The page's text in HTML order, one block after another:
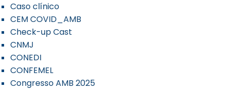
Caso clínico
CEM COVID_AMB
Check-up Cast
CNMJ
CONEDI
CONFEMEL
Congresso AMB 2025